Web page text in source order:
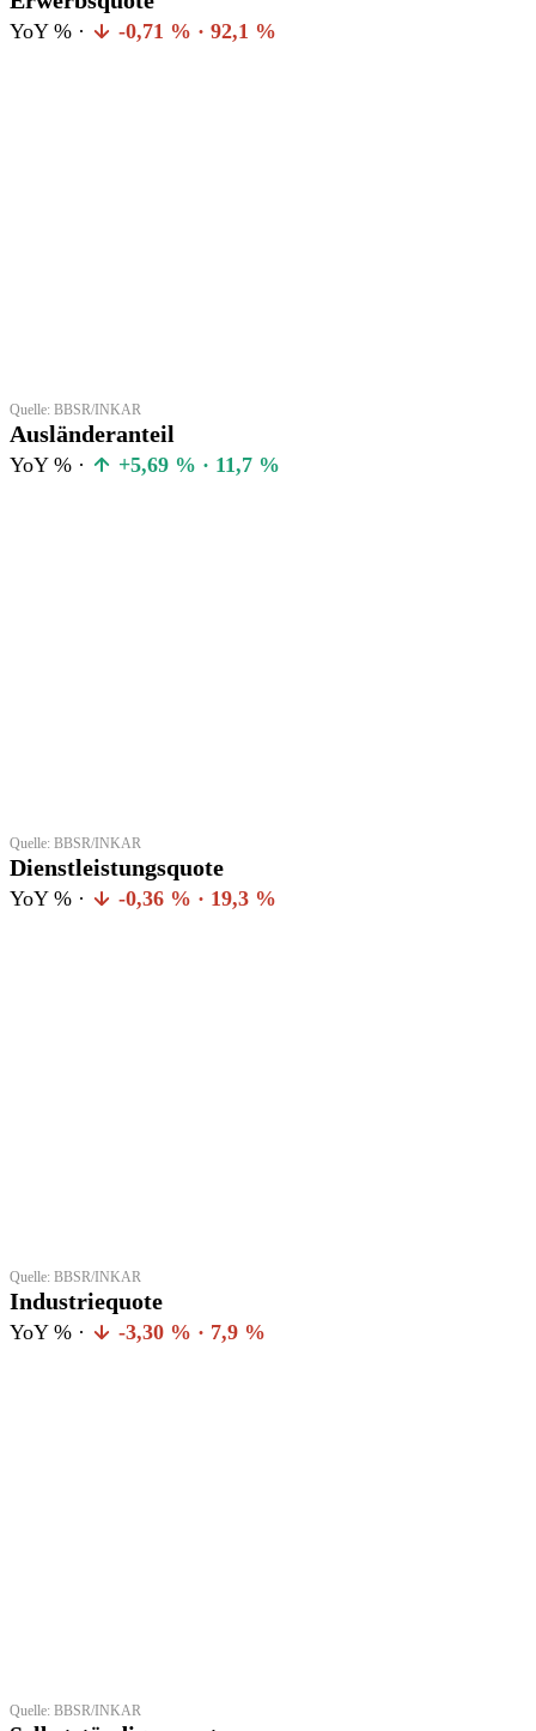
YoY % · -0,71 % · 92,1 %
Quelle: BBSR/INKAR
Ausländeranteil
YoY % · +5,69 % · 11,7 %
Quelle: BBSR/INKAR
Dienstleistungsquote
YoY % · -0,36 % · 19,3 %
Quelle: BBSR/INKAR
Industriequote
YoY % · -3,30 % · 7,9 %
Quelle: BBSR/INKAR